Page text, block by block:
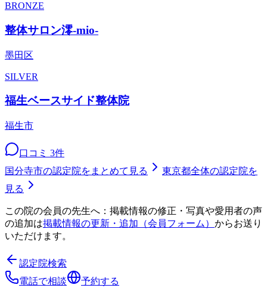
BRONZE
整体サロン澪-mio-
墨田区
SILVER
福生ベースサイド整体院
福生市
口コミ 3件
国分寺市の認定院をまとめて見る 東京都全体の認定院を
見る
この院の会員の先生へ：掲載情報の修正・写真や愛用者の声
の追加は掲載情報の更新・追加（会員フォーム） からお送り
いただけます。
認定院検索
電話で相談
予約する